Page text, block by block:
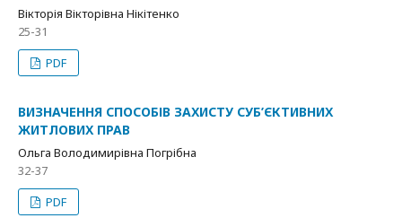
Вікторія Вікторівна Нікітенко
25-31
PDF
ВИЗНАЧЕННЯ СПОСОБІВ ЗАХИСТУ СУБ’ЄКТИВНИХ
ЖИТЛОВИХ ПРАВ
Ольга Володимирівна Погрібна
32-37
PDF